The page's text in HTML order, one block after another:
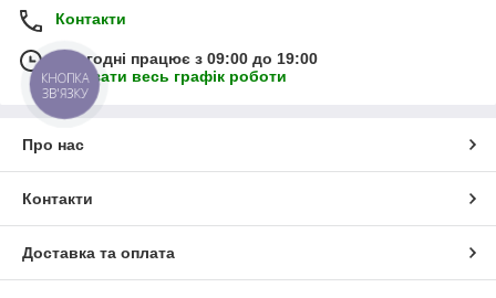
Контакти
Сьогодні працює з 09:00 до 19:00
Показати весь графік роботи
Про нас
Контакти
Доставка та оплата
КНОПКА
ЗВ'ЯЗКУ